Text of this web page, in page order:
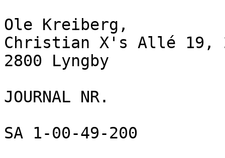
Ole Kreiberg,
Christian X's Allé 19,
2800 Lyngby
JOURNAL NR.
SA 1-00-49-200